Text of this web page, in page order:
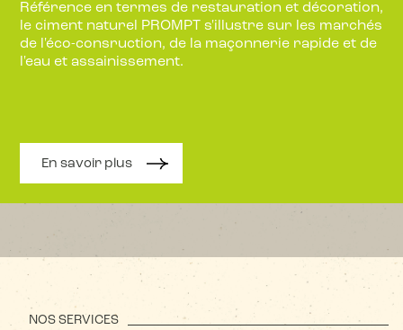
Référence en termes de restauration et décoration,
le ciment naturel PROMPT s'illustre sur les marchés
de l'éco-consruction, de la maçonnerie rapide et de
l'eau et assainissement.
En savoir plus
NOS SERVICES